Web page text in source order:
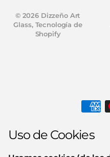
© 2026 Dizzeño Art
Glass, Tecnología de
Shopify
Uso de Cookies